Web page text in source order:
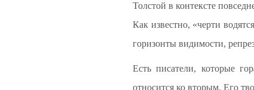
Толстой в контексте
Как известно, «черти
горизонты видимости,
Есть писатели, которые
относится ко вторым. Его